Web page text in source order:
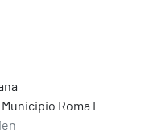
Roma I